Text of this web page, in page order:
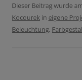
Dieser Beitrag wurde
Kocourek in eigene
Beleuchtung,